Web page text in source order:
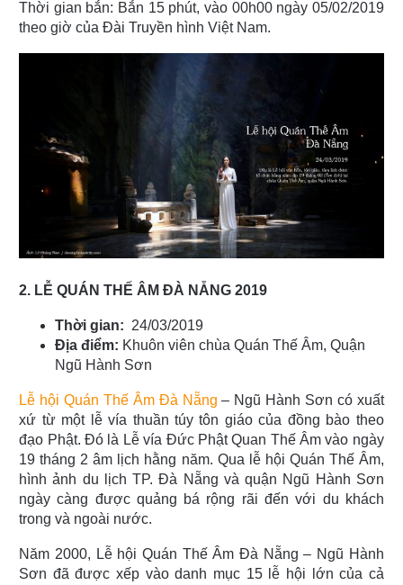
Thời gian bắn: Bắn 15 phút, vào 00h00 ngày 05/02/2019
theo giờ của Đài Truyền hình Việt Nam.
2. LỄ QUÁN THẾ ÂM ĐÀ NẴNG 2019
Thời gian: 24/03/2019
Địa điểm: Khuôn viên chùa Quán Thế Âm, Quận
Ngũ Hành Sơn
Lễ hội Quán Thế Âm Đà Nẵng – Ngũ Hành Sơn có xuất
xứ từ một lễ vía thuần túy tôn giáo của đồng bào theo
đạo Phật. Đó là Lễ vía Đức Phật Quan Thế Âm vào ngày
19 tháng 2 âm lịch hằng năm. Qua lễ hội Quán Thế Âm,
hình ảnh du lịch TP. Đà Nẵng và quận Ngũ Hành Sơn
ngày càng được quảng bá rộng rãi đến với du khách
trong và ngoài nước.
Năm 2000, Lễ hội Quán Thế Âm Đà Nẵng – Ngũ Hành
Sơn đã được xếp vào danh mục 15 lễ hội lớn của cả